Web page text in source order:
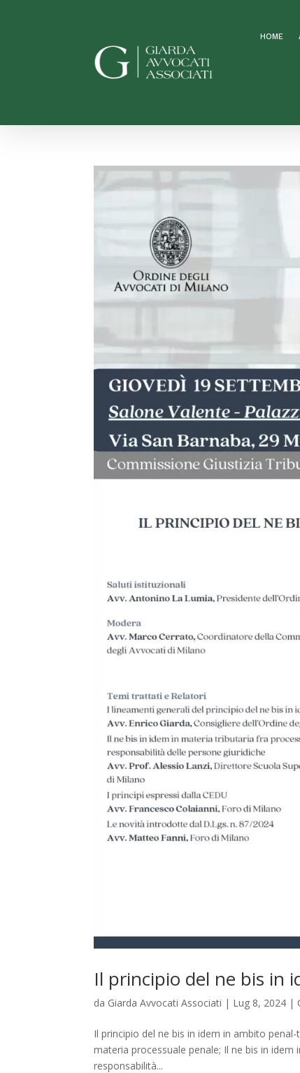
HOME
Il principio del ne bis in
da Giarda Avvocati Associati | Lug 8, 2024 |
Il principio del ne bis in idem in ambito
materia processuale penale; Il ne bis in
responsabilità...